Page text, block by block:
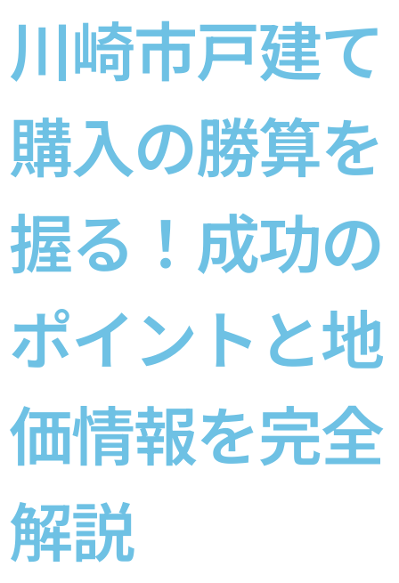
川崎市戸建て
購入の勝算を
握る！成功の
ポイントと地
価情報を完全
解説